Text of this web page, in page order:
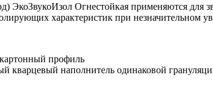
ЭкоЗвукоИзол Огнестойкая применяются для
характеристик при незначительном
профиль
кварцевый наполнитель одинаковой